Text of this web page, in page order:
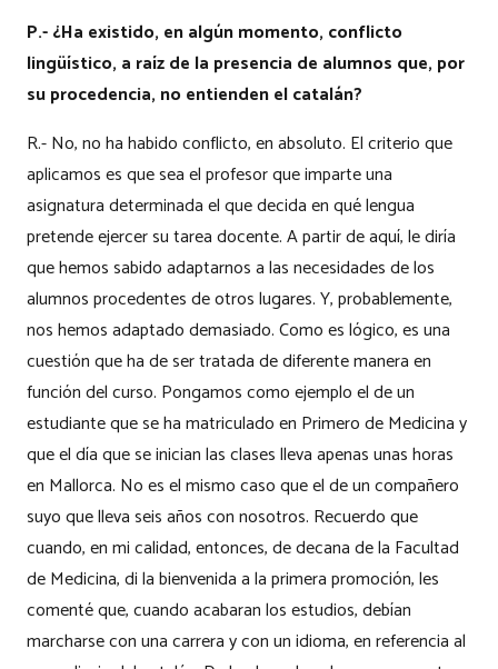
P.- ¿Ha existido, en algún momento, conflicto
lingüístico, a raíz de la presencia de alumnos que, por
su procedencia, no entienden el catalán?
R.- No, no ha habido conflicto, en absoluto. El criterio que
aplicamos es que sea el profesor que imparte una
asignatura determinada el que decida en qué lengua
pretende ejercer su tarea docente. A partir de aquí, le diría
que hemos sabido adaptarnos a las necesidades de los
alumnos procedentes de otros lugares. Y, probablemente,
nos hemos adaptado demasiado. Como es lógico, es una
cuestión que ha de ser tratada de diferente manera en
función del curso. Pongamos como ejemplo el de un
estudiante que se ha matriculado en Primero de Medicina y
que el día que se inician las clases lleva apenas unas horas
en Mallorca. No es el mismo caso que el de un compañero
suyo que lleva seis años con nosotros. Recuerdo que
cuando, en mi calidad, entonces, de decana de la Facultad
de Medicina, di la bienvenida a la primera promoción, les
comenté que, cuando acabaran los estudios, debían
marcharse con una carrera y con un idioma, en referencia al